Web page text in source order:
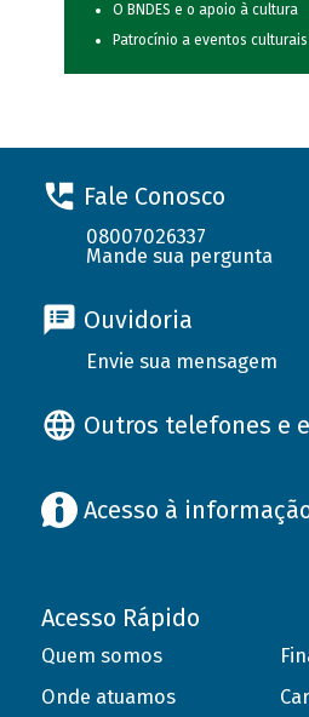
O BNDES e o apoio à cultura
Patrocínio a eventos culturais
Fale Conosco
08007026337
Mande sua pergunta
Ouvidoria
Envie sua mensagem
Outros telefones e
Acesso à
Acesso Rápido
Quem somos
Onde atuamos